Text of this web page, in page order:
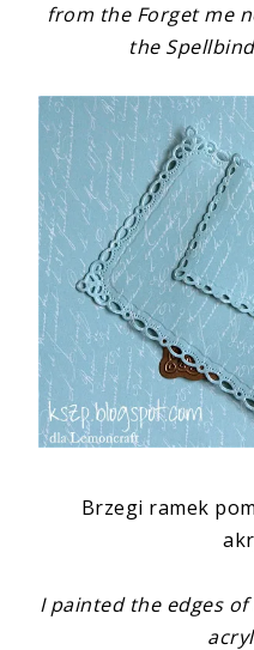
from the Forget me
the
Brzegi ramek
I painted the edges